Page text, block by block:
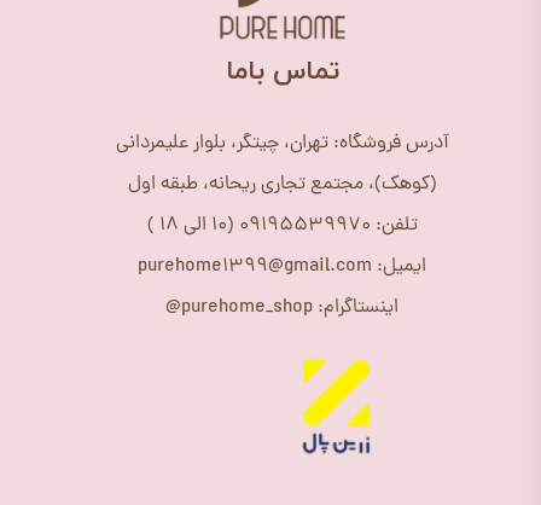
​تماس باما
آدرس فروشگاه: تهران، چیتگر، بلوار علیمردانی
(کوهک)، مجتمع تجاری ریحانه، طبقه اول
تلفن: 09195539970 (10 الی 18 )
ایمیل: purehome1399@gmail.com
اینستاگرام: purehome_shop@